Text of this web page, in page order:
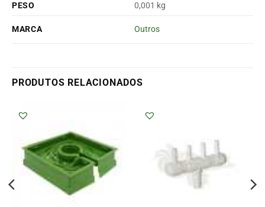
PESO 0,001 kg
MARCA Outros
PRODUTOS RELACIONADOS